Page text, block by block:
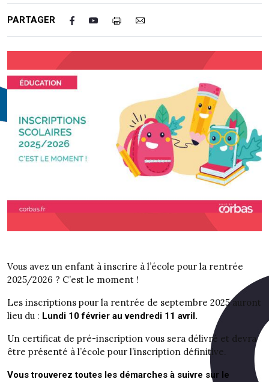
PARTAGER
Vous avez un enfant à inscrire à l’école pour la rentrée
2025/2026 ? C’est le moment !
Les inscriptions pour la rentrée de septembre 2025 auront
lieu du : Lundi 10 février au vendredi 11 avril.
Un certificat de pré-inscription vous sera délivré et devra
être présenté à l’école pour l’inscription définitive.
Vous trouverez toutes les démarches à suivre sur le